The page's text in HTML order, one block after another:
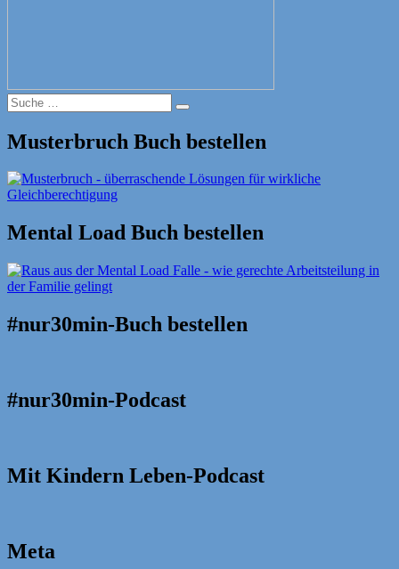
Suche
nach:
Suche
Musterbruch Buch bestellen
Mental Load Buch bestellen
#nur30min-Buch bestellen
#nur30min-Podcast
Mit Kindern Leben-Podcast
Meta